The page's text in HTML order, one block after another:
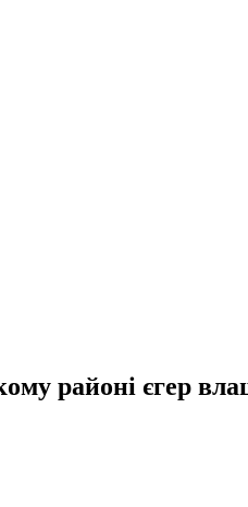
районі єгер